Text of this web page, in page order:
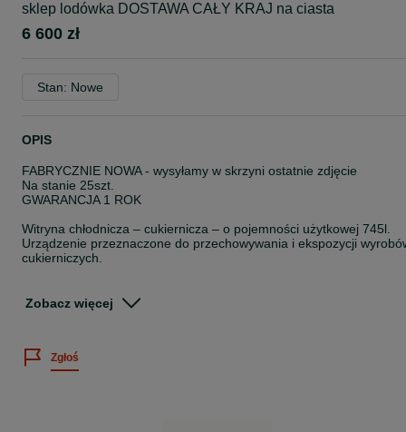
sklep lodówka DOSTAWA CAŁY KRAJ na ciasta
6 600 zł
Stan: Nowe
OPIS
FABRYCZNIE NOWA - wysyłamy w skrzyni ostatnie zdjęcie
Na stanie 25szt.
GWARANCJA 1 ROK
Witryna chłodnicza – cukiernicza – o pojemności użytkowej 745l.
Urządzenie przeznaczone do przechowywania i ekspozycji
cukierniczych.
oświetlenie LED każdej półki.
Ilość półek: 3 + dół
Zobacz więcej
Zgłoś